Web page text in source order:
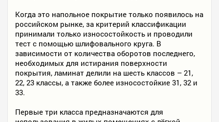
Когда это напольное покрытие только появилось на
российском рынке, за критерий классификации
принимали только износостойкость и проводили
тест с помощью шлифовального круга. В
зависимости от количества оборотов последнего,
необходимых для истирания поверхности
покрытия, ламинат делили на шесть классов – 21,
22, 23 классы, а также более износостойкие 31, 32 и
33.
Первые три класса предназначаются для